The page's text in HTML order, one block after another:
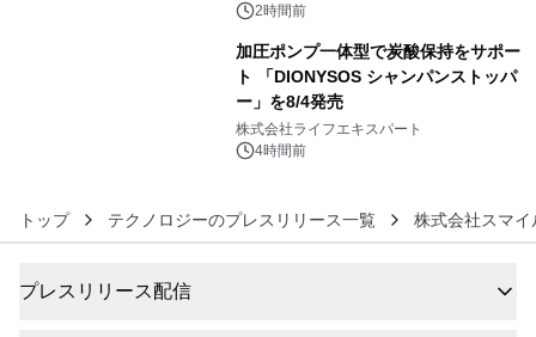
ジ新登場
2時間前
加圧ポンプ一体型で炭酸保持をサポー
ト 「DIONYSOS シャンパンストッパ
ー」を8/4発売
株式会社ライフエキスパート
4時間前
トップ テクノロジーのプレスリリース一覧 株式会社スマ
プレスリリース配信